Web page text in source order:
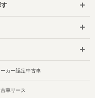
す
ーカー認定中古車
車リース